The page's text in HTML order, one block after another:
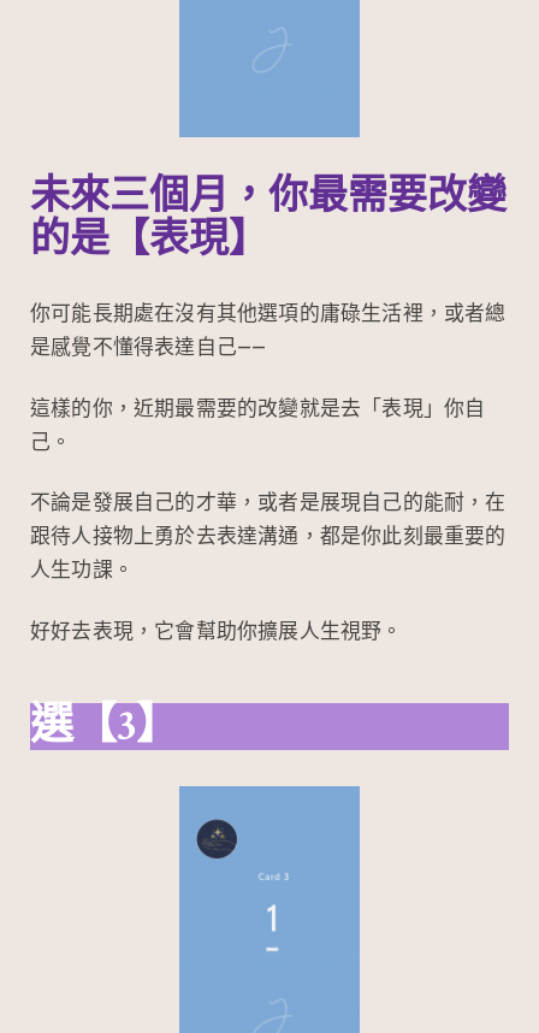
未來三個月，你最需要改變
的是【表現】
你可能長期處在沒有其他選項的庸碌生活裡，或者總
是感覺不懂得表達自己——
這樣的你，近期最需要的改變就是去「表現」你自
己。
不論是發展自己的才華，或者是展現自己的能耐，在
跟待人接物上勇於去表達溝通，都是你此刻最重要的
人生功課。
好好去表現，它會幫助你擴展人生視野。
選【3】